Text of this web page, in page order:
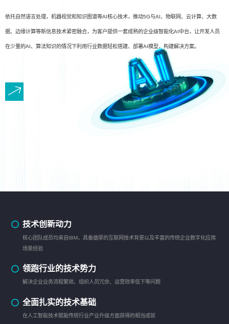
依托自然语言处理，机器视觉和知识图谱等AI核心技术，推动5G与AI、物联网、云计算、大数
据、边缘计算等新信息技术紧密融合，为客户提供一套成熟的企业级智能化AI中台，让开发人员
在少量的AI、算法知识的情况下利用行业数据轻松搭建、部署AI模型，构建解决方案。
技术创新动力
核心团队成员均来自IBM，具备雄厚的互联网技术背景以及丰富的传统企业数字化应用
场景经验
领跑行业的技术势力
解决企业业务流程繁琐、组织人员冗余、运营效率低下等问题
全面扎实的技术基础
在人工智能技术赋能传统行业产业升级方面获得的相当成就